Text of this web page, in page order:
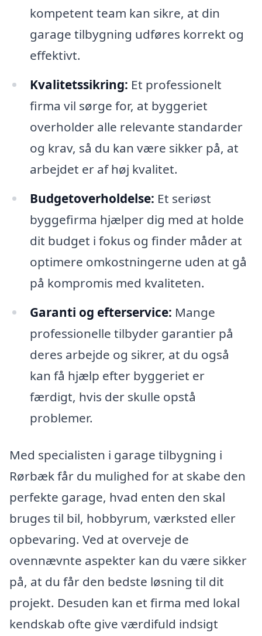
kompetent team kan sikre, at din
garage tilbygning udføres korrekt og
effektivt.
Kvalitetssikring: Et professionelt
firma vil sørge for, at byggeriet
overholder alle relevante standarder
og krav, så du kan være sikker på, at
arbejdet er af høj kvalitet.
Budgetoverholdelse: Et seriøst
byggefirma hjælper dig med at holde
dit budget i fokus og finder måder at
optimere omkostningerne uden at gå
på kompromis med kvaliteten.
Garanti og efterservice: Mange
professionelle tilbyder garantier på
deres arbejde og sikrer, at du også
kan få hjælp efter byggeriet er
færdigt, hvis der skulle opstå
problemer.
Med specialisten i garage tilbygning i
Rørbæk får du mulighed for at skabe den
perfekte garage, hvad enten den skal
bruges til bil, hobbyrum, værksted eller
opbevaring. Ved at overveje de
ovennævnte aspekter kan du være sikker
på, at du får den bedste løsning til dit
projekt. Desuden kan et firma med lokal
kendskab ofte give værdifuld indsigt